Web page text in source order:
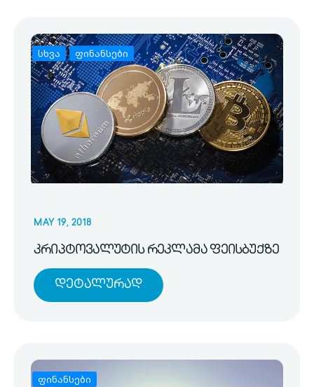
სხვა ფინანსები
MAY 19, 2018
კრიპტოვალუტის რეკლამა ფეისბუქზე
Დეტალურად
ფინანსები